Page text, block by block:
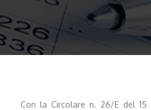
Con la Circolare n. 26/E del 15